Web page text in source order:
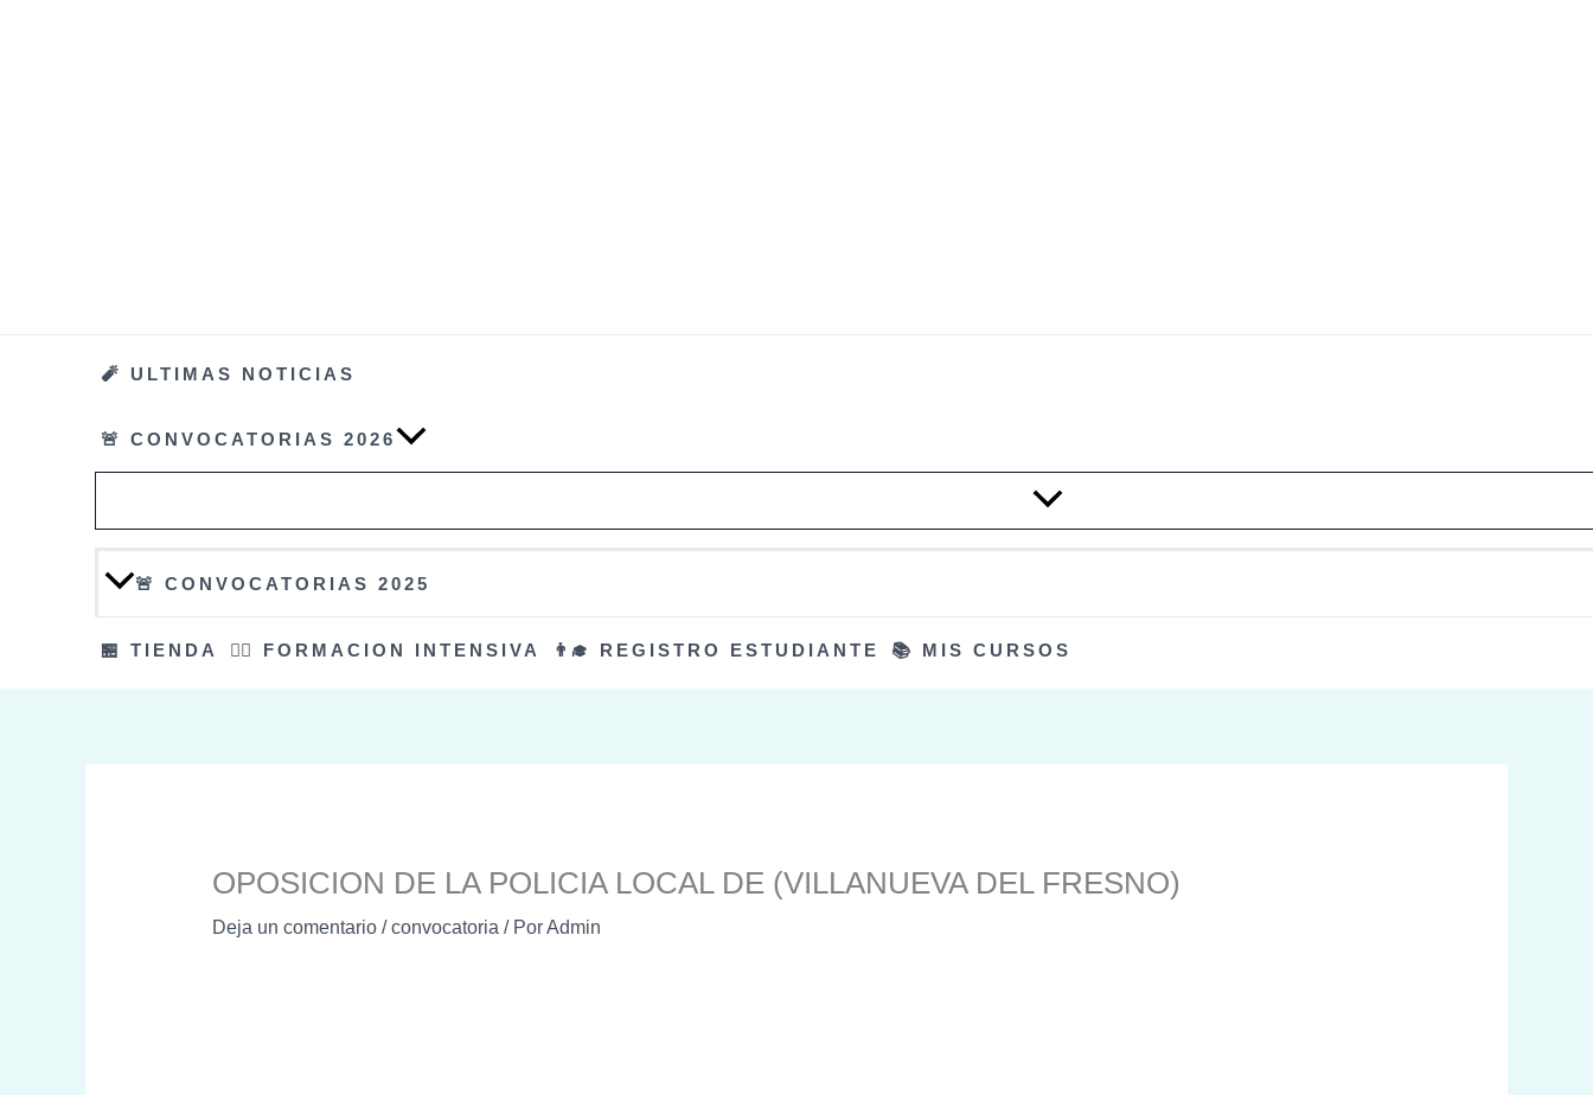
🧨 ULTIMAS NOTICIAS
🚨 CONVOCATORIAS 2026
🚨 CONVOCATORIAS 2025
🏪 TIENDA 👮‍♀️ FORMACION INTENSIVA 👨‍🎓 REGISTRO ESTUDIANTE 📚 MIS CURSOS
OPOSICION DE LA POLICIA LOCAL DE (VILLANUEVA DEL FRESNO)
Deja un comentario / convocatoria/ PorAdmin